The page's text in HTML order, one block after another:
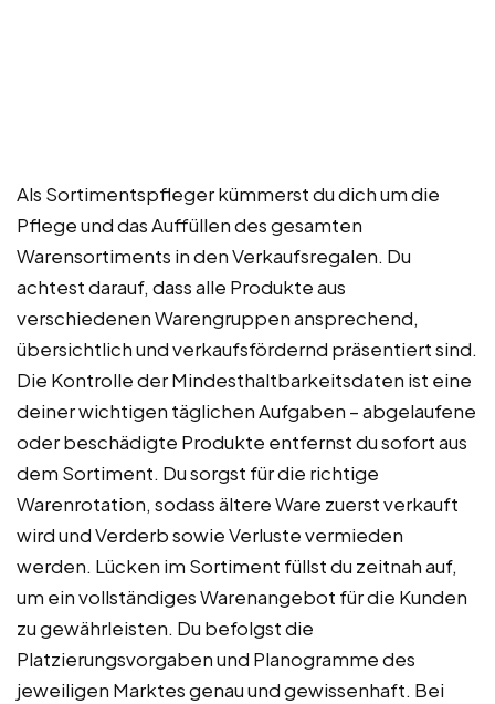
Als Sortimentspfleger kümmerst du dich um die
Pflege und das Auffüllen des gesamten
Warensortiments in den Verkaufsregalen. Du
achtest darauf, dass alle Produkte aus
verschiedenen Warengruppen ansprechend,
übersichtlich und verkaufsfördernd präsentiert sind.
Die Kontrolle der Mindesthaltbarkeitsdaten ist eine
deiner wichtigen täglichen Aufgaben – abgelaufene
oder beschädigte Produkte entfernst du sofort aus
dem Sortiment. Du sorgst für die richtige
Warenrotation, sodass ältere Ware zuerst verkauft
wird und Verderb sowie Verluste vermieden
werden. Lücken im Sortiment füllst du zeitnah auf,
um ein vollständiges Warenangebot für die Kunden
zu gewährleisten. Du befolgst die
Platzierungsvorgaben und Planogramme des
jeweiligen Marktes genau und gewissenhaft. Bei